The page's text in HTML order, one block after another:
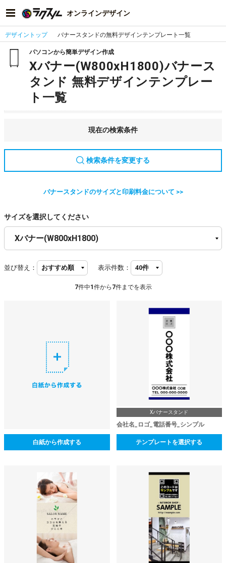
オンラインデザイン
デザイントップ バナースタンドの無料デザインテンプレート一覧
パソコンから簡単デザイン作成
Xバナー(W800xH1800)バナース
タンド 無料デザインテンプレー
ト一覧
現在の検索条件
検索条件を変更する
バナースタンドのサイズと印刷料金について >>
サイズを選択してください
並び替え： 表示件数：
7件中1 件から 7件までを表示
白紙から作成する
Xバナースタンド
会社名_ロゴ_電話番号_シンプル
テンプレートを選択する